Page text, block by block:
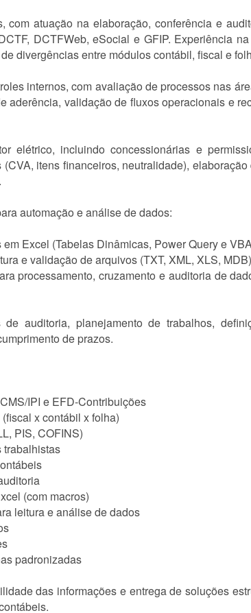
com atuação na elaboração, conferência e
DCTFWeb, eSocial e GFIP. Experiência
divergências entre módulos contábil, fiscal e
internos, com avaliação de processos nas
aderência, validação de fluxos operacionais e
elétrico, incluindo concessionárias e
itens financeiros, neutralidade),
automação e análise de dados:
Excel (Tabelas Dinâmicas, Power Query e
e validação de arquivos (TXT, XML, XLS, MDB)
processamento, cruzamento e auditoria de
auditoria, planejamento de trabalhos,
de prazos.
IPI e EFD-Contribuições
x contábil x folha)
PIS, COFINS)
trabalhistas
(com macros)
leitura e análise de dados
padronizadas
das informações e entrega de soluções